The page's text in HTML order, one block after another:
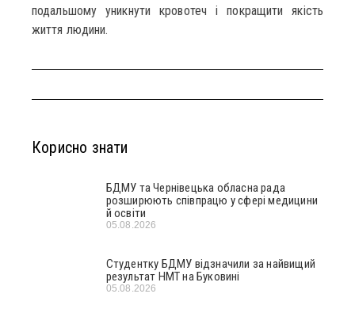
подальшому уникнути кровотеч і покращити якість
життя людини.
Корисно знати
БДМУ та Чернівецька обласна рада
розширюють співпрацю у сфері медицини
й освіти
05.08.2026
Студентку БДМУ відзначили за найвищий
результат НМТ на Буковині
05.08.2026